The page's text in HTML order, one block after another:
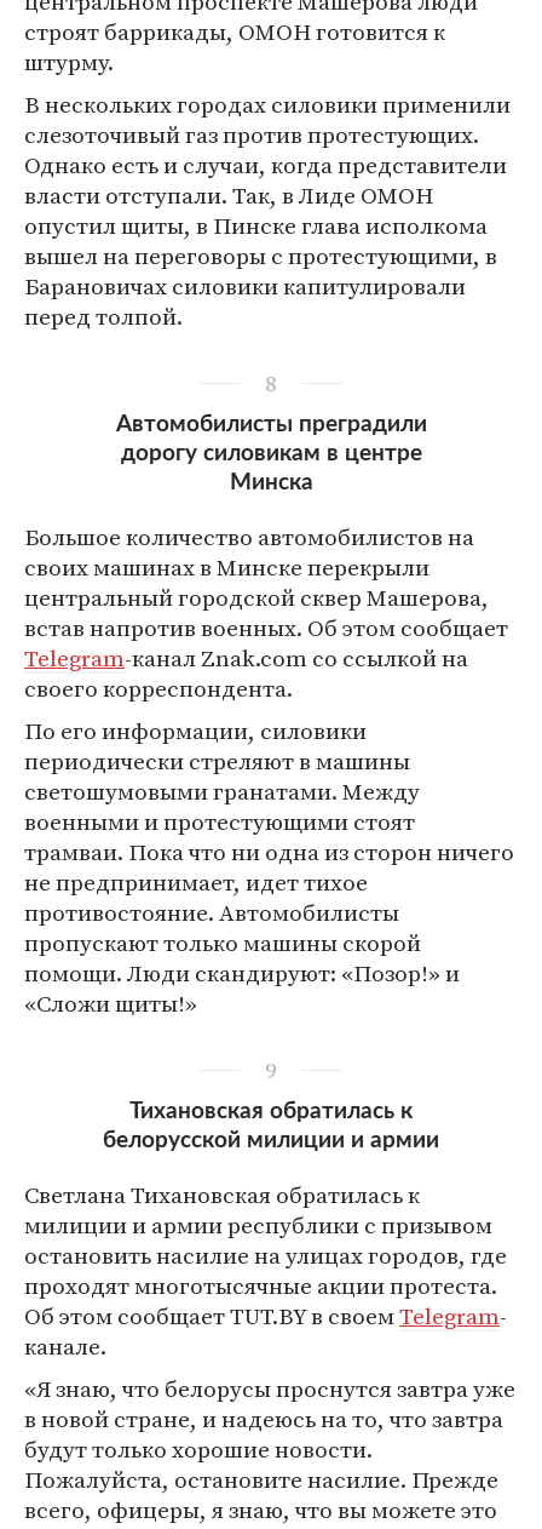
строят баррикады, ОМОН готовится к
штурму.
В нескольких городах силовики применили
слезоточивый газ против протестующих.
Однако есть и случаи, когда представители
власти отступали. Так, в Лиде ОМОН
опустил щиты, в Пинске глава исполкома
вышел на переговоры с протестующими, в
Барановичах силовики капитулировали
перед толпой.
8
Автомобилисты преградили
дорогу силовикам в центре
Минска
Большое количество автомобилистов на
своих машинах в Минске перекрыли
центральный городской сквер Машерова,
встав напротив военных. Об этом сообщает
Telegram-канал Znak.com со ссылкой на
своего корреспондента.
По его информации, силовики
периодически стреляют в машины
светошумовыми гранатами. Между
военными и протестующими стоят
трамваи. Пока что ни одна из сторон ничего
не предпринимает, идет тихое
противостояние. Автомобилисты
пропускают только машины скорой
помощи. Люди скандируют: «Позор!» и
«Сложи щиты!»
9
Тихановская обратилась к
белорусской милиции и армии
Светлана Тихановская обратилась к
милиции и армии республики с призывом
остановить насилие на улицах городов, где
проходят многотысячные акции протеста.
Об этом сообщает TUT.BY в своемTelegram-
канале.
«Я знаю, что белорусы проснутся завтра уже
в новой стране, и надеюсь на то, что завтра
будут только хорошие новости.
Пожалуйста, остановите насилие. Прежде
всего, офицеры, я знаю, что вы можете это